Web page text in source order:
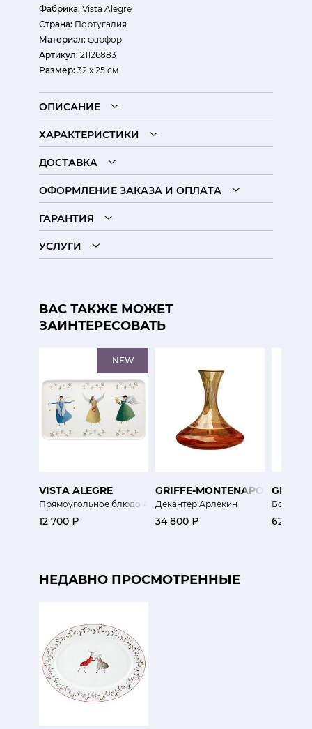
Фабрика: Vista Alegre
Страна: Португалия
Материал: фарфор
Артикул: 21126883
Размер: 32 х 25 см
ОПИСАНИЕ
ХАРАКТЕРИСТИКИ
ДОСТАВКА
ОФОРМЛЕНИЕ ЗАКАЗА И ОПЛАТА
ГАРАНТИЯ
УСЛУГИ
ВАС ТАКЖЕ МОЖЕТ
ЗАИНТЕРЕСОВАТЬ
NEW
VISTA ALEGRE
Прямоугольное блюдо Ангелы
12 700 ₽
GRIFFE-MONTENAPOLEONE
Декантер Арлекин
34 800 ₽
Бокал
62 500
НЕДАВНО ПРОСМОТРЕННЫЕ